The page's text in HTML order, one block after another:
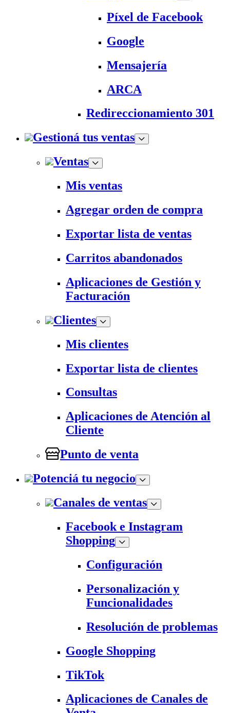
Píxel de Facebook
Google
Mensajería
ARCA
Redireccionamiento 301
Gestioná tus ventas
Ventas
Mis ventas
Agregar orden de compra
Exportar lista de ventas
Carritos abandonados
Aplicaciones de Gestión y
Facturación
Clientes
Mis clientes
Exportar lista de clientes
Consultas
Aplicaciones de Atención al
Cliente
Punto de venta
Potenciá tu negocio
Canales de ventas
Facebook e Instagram
Shopping
Configuración
Personalización y
Funcionalidades
Resolución de problemas
Google Shopping
TikTok
Aplicaciones de Canales de